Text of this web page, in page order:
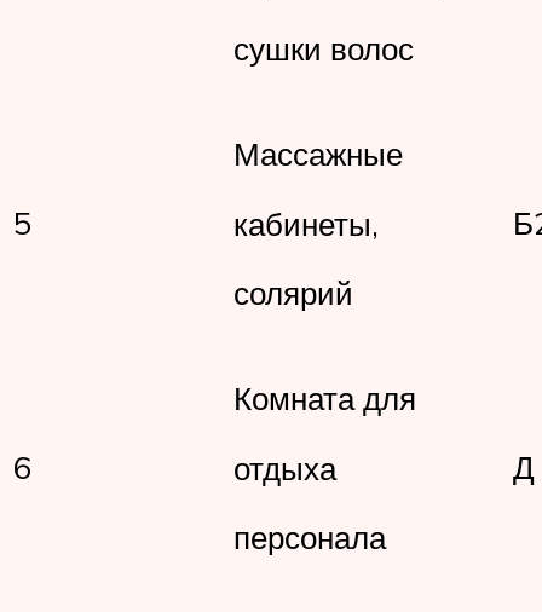
сушки волос
5
Массажные
кабинеты,
солярий
6
Комната для
отдыха
персонала